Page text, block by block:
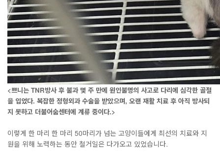
<쁘니는 TNR방사 후 불과 몇 주 만에 원인불명의 사고로 다리에 심각한 골절
을 입었다. 복잡한 정형외과 수술을 받았으며, 오랜 재활 치료 후 아직 방사되
지 못하고 더불어숨센터에 계류 중이다.>
이렇게 한 마리 한 마리 50마리가 넘는 고양이들에게 최선의 치료와 지
원을 위해 노력하는 동안 철거일은 다가오고 있었습니다.